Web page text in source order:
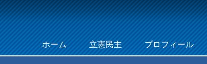
Menu
Skip to content
ホーム 立憲民主 プロフィール